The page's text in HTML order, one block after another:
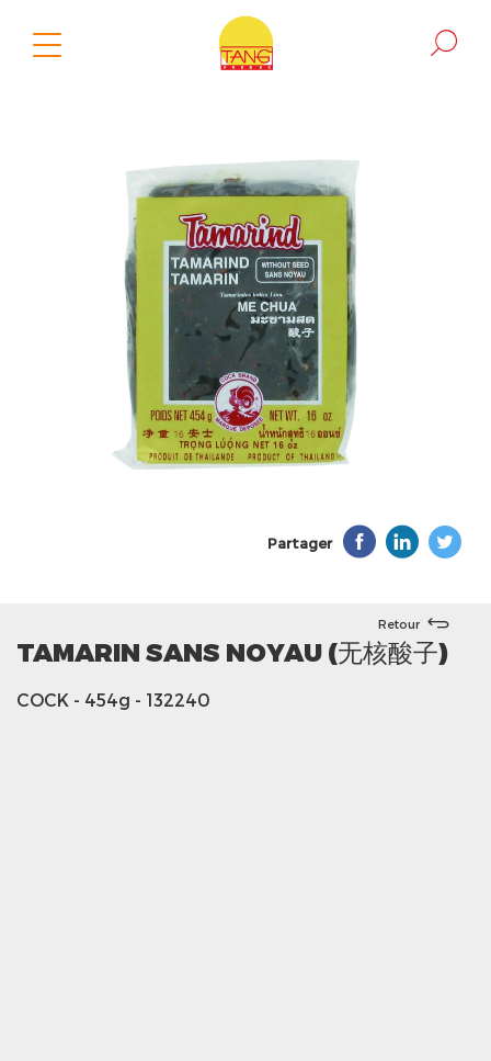
Partager
Retour
TAMARIN SANS NOYAU (无核酸子)
COCK - 454g - 132240